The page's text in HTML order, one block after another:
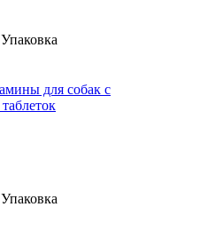
Упаковка
для собак с
Упаковка